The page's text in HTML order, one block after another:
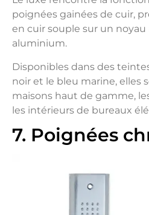
poignées gainées de cuir,
en cuir souple sur un
aluminium.
Disponibles dans des
noir et le bleu marine, elles
maisons haut de gamme,
les intérieurs de bureaux
7. Poignées